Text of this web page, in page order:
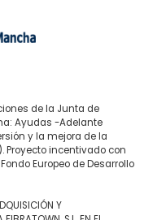
de la Junta de
Ayudas -Adelante
y la mejora de la
Proyecto incentivado con
Europeo de Desarrollo
Y